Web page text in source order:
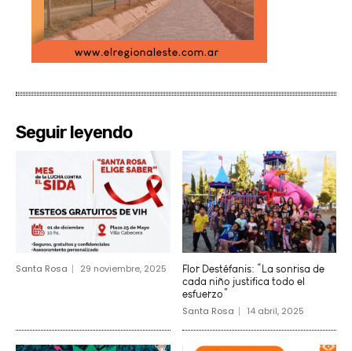
Seguir leyendo
Santa Rosa 29 noviembre, 2025
Flor Destéfanis: “La sonrisa de
cada niño justifica todo el
esfuerzo”
Santa Rosa 14 abril, 2025